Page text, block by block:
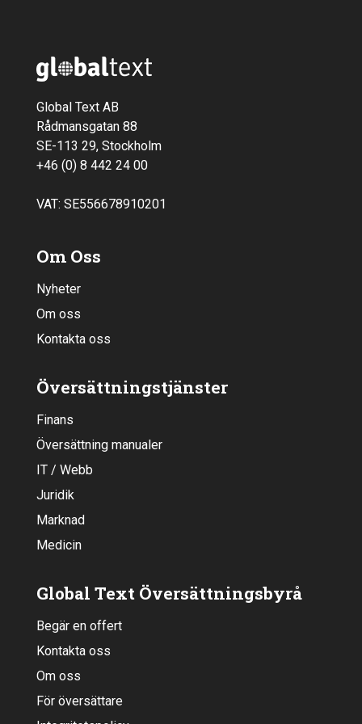
Global Text AB
Rådmansgatan 88
SE-113 29, Stockholm
+46 (0) 8 442 24 00
VAT: SE556678910201
Om Oss
Nyheter
Om oss
Kontakta oss
Översättningstjänster
Finans
Översättning manualer
IT / Webb
Juridik
Marknad
Medicin
Global Text Översättningsbyrå
Begär en offert
Kontakta oss
Om oss
För översättare